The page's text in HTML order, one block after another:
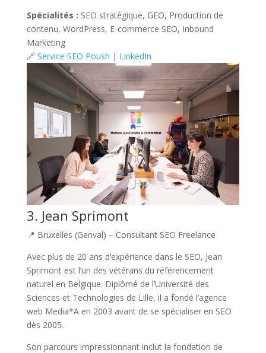
Spécialités : SEO stratégique, GEO, Production de
contenu, WordPress, E-commerce SEO, Inbound
Marketing
🔗 Service SEO Poush | LinkedIn
3. Jean Sprimont
📍 Bruxelles (Genval) – Consultant SEO Freelance
Avec plus de 20 ans d’expérience dans le SEO, Jean
Sprimont est l’un des vétérans du référencement
naturel en Belgique. Diplômé de l’Université des
Sciences et Technologies de Lille, il a fondé l’agence
web Media*A en 2003 avant de se spécialiser en SEO
dès 2005.
Son parcours impressionnant inclut la fondation de